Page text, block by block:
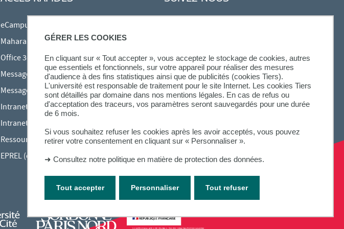
GÉRER LES COOKIES
En cliquant sur « Tout accepter », vous acceptez le stockage de cookies, autres
que essentiels et fonctionnels, sur votre appareil pour réaliser des mesures
d'audience à des fins statistiques ainsi que de publicités (cookies Tiers).
L'université est responsable de traitement pour le site Internet. Les cookies Tiers
sont détaillés par domaine dans nos mentions légales. En cas de refus ou
d'acceptation des traceurs, vos paramètres seront sauvegardés pour une durée
de 6 mois.
Si vous souhaitez refuser les cookies après les avoir acceptés, vous pouvez
retirer votre consentement en cliquant sur « Personnaliser ».
➜ Consultez notre politique en matière de protection des données.
Tout accepter Tout refuser
Personnaliser
eCampus
Mahara
Office 365
Messagerie des étudiants
Messagerie des personnels
Intranet Inspé
Intranet UPEC
Ressources audiovisuelles Inspé
EPREL (cours en ligne)